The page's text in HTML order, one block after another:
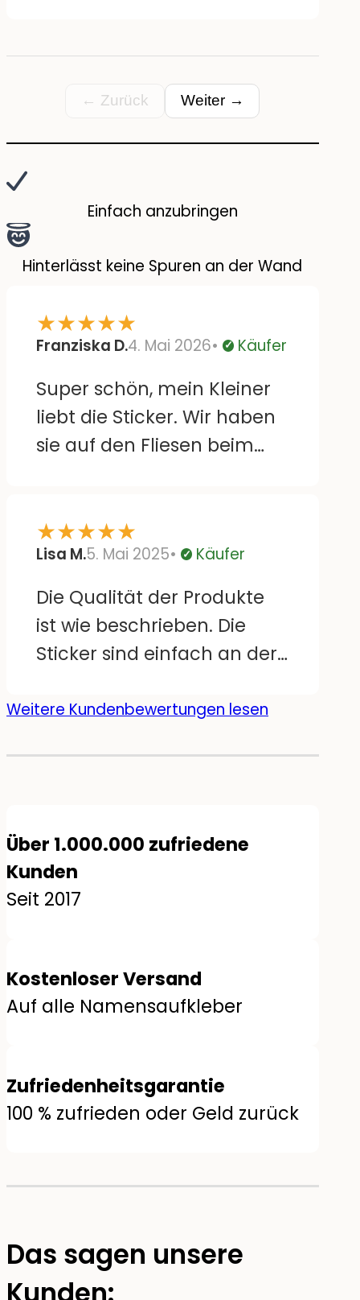
wie abgebildet.
← Zurück Weiter →
Einfach anzubringen
Hinterlässt keine Spuren an der Wand
★★★★★
Franziska D.4. Mai 2026 Verifiziert
Käufer
Super schön, mein Kleiner
liebt die Sticker. Wir haben
sie auf den Fliesen beim
runterziehen und versetzen
ohne Rückstände. Bloß sind
einige große Motive
doppelt, da wäre es schön,
wenn sie gespiegelt wären.
★★★★★
Lisa M.5. Mai 2025 Verifiziert
Käufer
Die Qualität der Produkte
ist wie beschrieben. Die
Sticker sind einfach an der
sehen top aus! Mein Sohn
Weitere Kundenbewertungen lesen
Über 1.000.000 zufriedene
Kunden
Seit 2017
Kostenloser Versand
Auf alle Namensaufkleber
Zufriedenheitsgarantie
100 % zufrieden oder Geld zurück
Das sagen unsere